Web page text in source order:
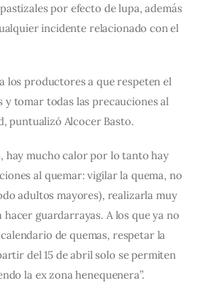
por efecto de lupa, además
incidente relacionado con el
los productores a que respeten el
y tomar todas las precauciones al
puntualizó Alcocer Basto.
hay mucho calor por lo tanto hay
al quemar: vigilar la quema, no
adultos mayores), realizarla muy
guardarrayas. A los que ya no
de quemas, respetar la
del 15 de abril solo se permiten
la ex zona henequenera”.